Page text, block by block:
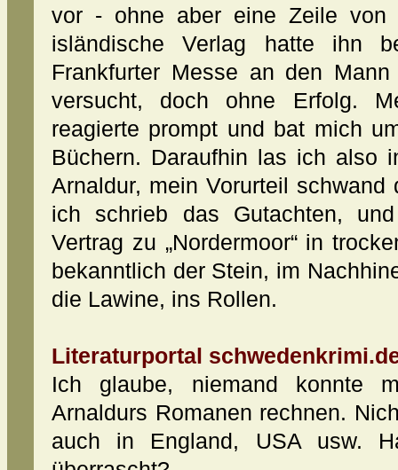
vor - ohne aber eine Zeile von
isländische Verlag hatte ihn
Frankfurter Messe an den
versucht, doch ohne Erfolg.
reagierte prompt und bat mich
Büchern. Daraufhin las ich also
Arnaldur, mein Vorurteil
ich schrieb das Gutachten,
Vertrag zu „Nordermoor“ in
bekanntlich der Stein, im
die Lawine, ins Rollen.
Literaturportal
Ich glaube, niemand konnte
Arnaldurs Romanen rechnen.
auch in England, USA usw.